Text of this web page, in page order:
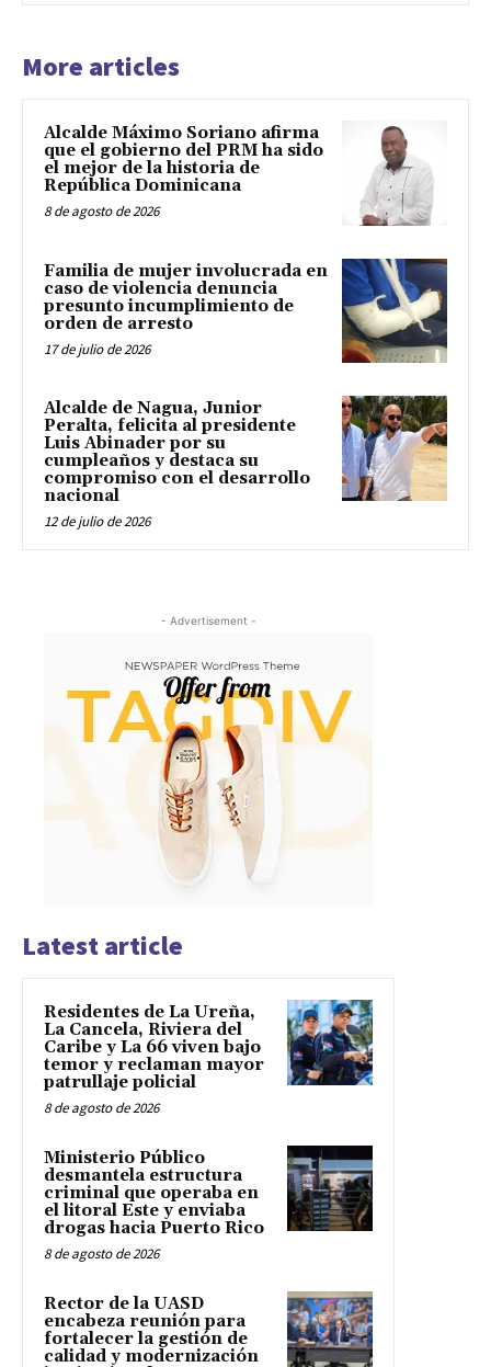
More articles
Alcalde Máximo Soriano afirma
que el gobierno del PRM ha sido
el mejor de la historia de
República Dominicana
8 de agosto de 2026
Familia de mujer involucrada en
caso de violencia denuncia
presunto incumplimiento de
orden de arresto
17 de julio de 2026
Alcalde de Nagua, Junior
Peralta, felicita al presidente
Luis Abinader por su
cumpleaños y destaca su
compromiso con el desarrollo
nacional
12 de julio de 2026
- Advertisement -
Latest article
Residentes de La Ureña,
La Cancela, Riviera del
Caribe y La 66 viven bajo
temor y reclaman mayor
patrullaje policial
8 de agosto de 2026
Ministerio Público
desmantela estructura
criminal que operaba en
el litoral Este y enviaba
drogas hacia Puerto Rico
8 de agosto de 2026
Rector de la UASD
encabeza reunión para
fortalecer la gestión de
calidad y modernización